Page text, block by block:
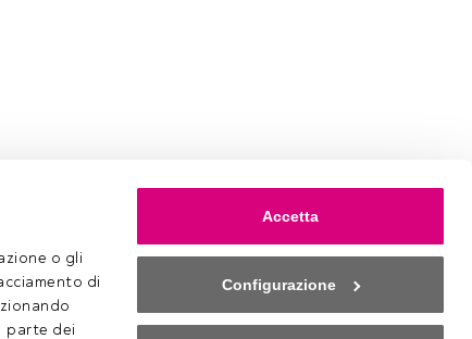
o gli
di
parte dei
Accetta
Configurazione